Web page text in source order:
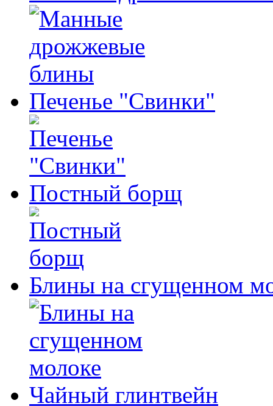
Печенье "Свинки"
Постный борщ
Блины на сгущенном
Чайный глинтвейн